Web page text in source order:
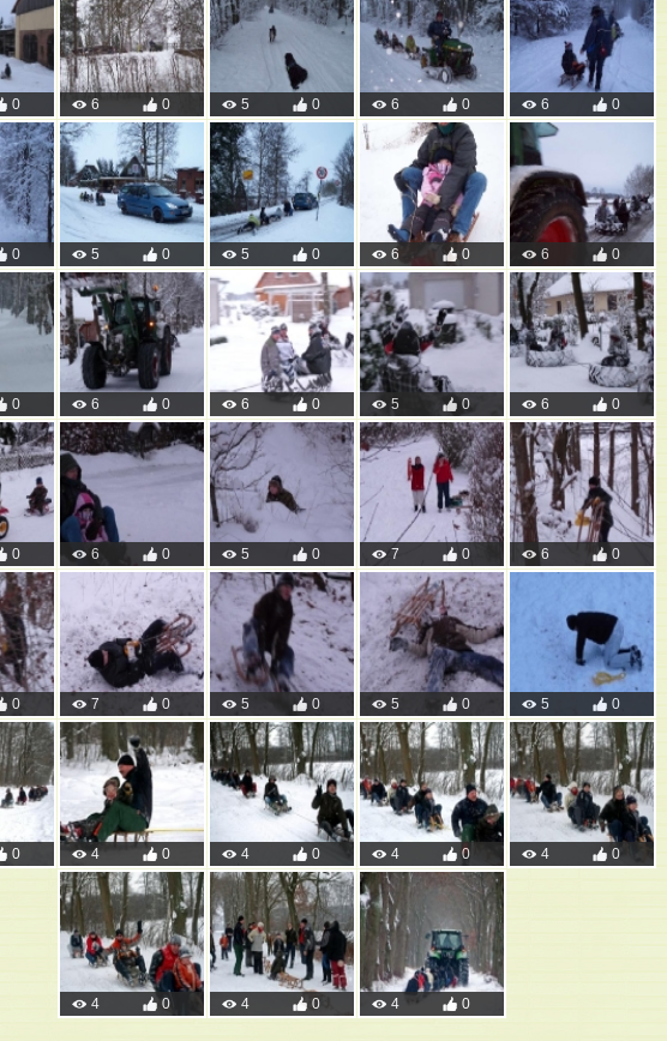
0 6 0 5 0 6 0 6 0
0 5 0 5 0 6 0 6 0
0 6 0 6 0 5 0 6 0
0 6 0 5 0 7 0 6 0
0 7 0 5 0 5 0 5 0
0 4 0 4 0 4 0 4 0
4 0 4 0 4 0